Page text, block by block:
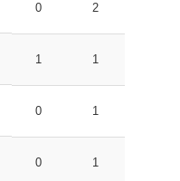
0 2
1 1
0 1
0 1